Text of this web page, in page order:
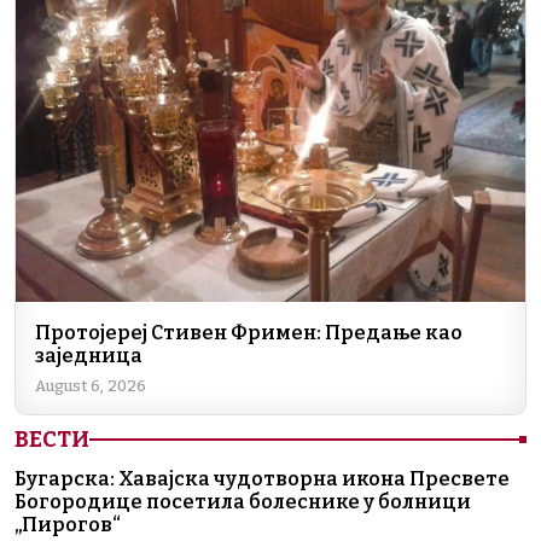
Протојереј Стивен Фримен: Предање као
заједница
August 6, 2026
ВЕСТИ
Бугарска: Хавајска чудотворна икона Пресвете
Богородице посетила болеснике у болници
„Пирогов“